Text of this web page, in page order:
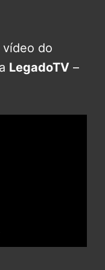
vídeo do
LegadoTV –